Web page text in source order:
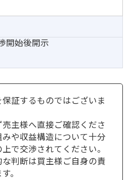
開始後開示
証するものではございま
主様へ直接ご確認くださ
や収益構造について十分
で交渉されてください。
判断は買主様ご自身の責
。